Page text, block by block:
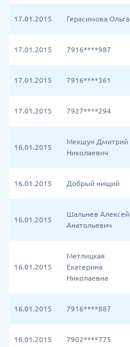
17.01.2015 Герасимова Ольга
17.01.2015 7916****987
17.01.2015 7916****361
17.01.2015 7927****294
16.01.2015
Мекшун Дмитрий
Николаевич
16.01.2015 Добрый нищий
16.01.2015
Шальнев Алексей
Анатольевич
16.01.2015
Метлицкая
Екатерина
Николаевна
16.01.2015 7916****887
16.01.2015 7902****775